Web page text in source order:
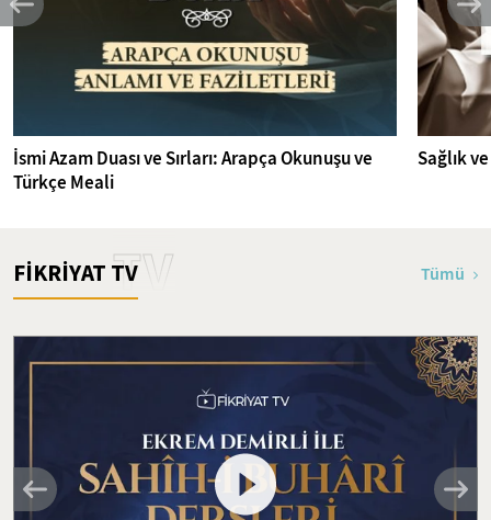
İsmi Azam Duası ve Sırları: Arapça Okunuşu ve
Türkçe Meali
Sağlık
FİKRİYAT TVTV Tümü